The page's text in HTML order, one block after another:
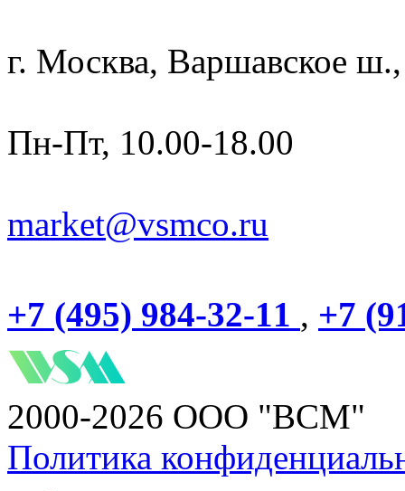
г. Москва, Варшавское
Пн-Пт, 10.00-18.00
market@vsmco.ru
+7 (495) 984-32-11 , +7
2000-2026 ООО "ВСМ"
Политика